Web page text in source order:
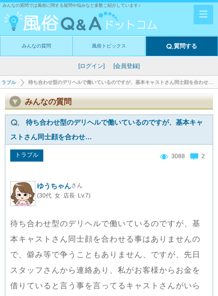
みんなの質問では風俗に関する疑問や悩みなど多数ご紹介しています♪
みんなの質問 風俗トピックス 質問する
[ログイン] [会員登録]
ラブル 待ち合わせ型のデリヘルで働いているのですが、基本キャストさん同士顔を合わせ…
みんなの質問
待ち合わせ型のデリヘルで働いているのですが、基本キャ
ストさん同士顔を合わせ…
トラブル 3088 2
ゆうちゃんさん
(30代 女 店長 Lv.7)
待ち合わせ型のデリヘルで働いているのですが、基
本キャストさん同士顔を合わせる事はありませんの
で、僻み等で争うこともありません、ですが、先日
スタッフさんから連絡あり、私がお客様からお金を
借りていると言う事を言ってるキャストさんがいら